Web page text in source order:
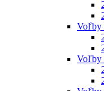
Voľby
Voľby